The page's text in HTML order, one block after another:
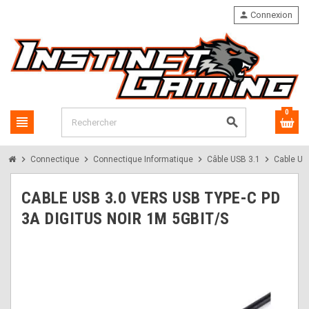
view_headline search
person Connexion
0
chevron_right Connectique chevron_right Connectique Informatique chevron_right Câble USB 3.1 chevron_right Cable
CABLE USB 3.0 VERS USB TYPE-C PD
3A DIGITUS NOIR 1M 5GBIT/S